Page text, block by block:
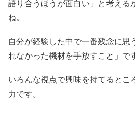
語り合うほうが面白い」と考える
ね。
自分が経験した中で一番残念に思
れなかった機材を手放すこと」で
いろんな視点で興味を持てるとこ
力です。